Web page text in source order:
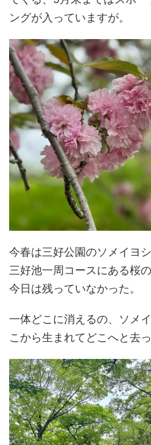
ングが入っていますが。
今春は三好公園のソメイヨ
三好池一周コースにある桜
今日は残っていなかった。
一体どこに消えるの、ソメ
こから生まれてどこへと去